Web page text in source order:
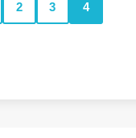
2 3 4